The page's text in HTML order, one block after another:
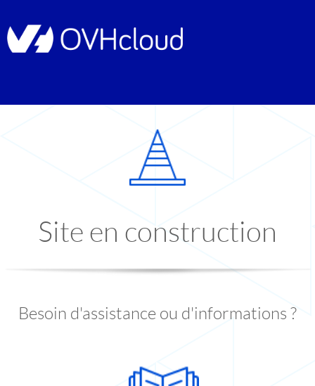
Site en construction
Besoin d'assistance ou d'informations ?